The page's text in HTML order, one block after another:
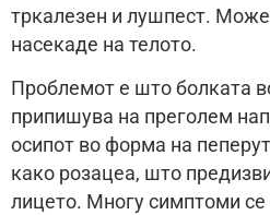
тркалезен и лушпест. Може
насекаде на телото.
Проблемот е што болката
припишува на преголем
осипот во форма на
како розацеа, што
лицето. Многу симптоми се